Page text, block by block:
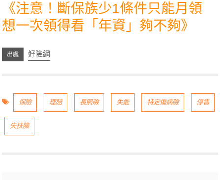
《注意！斷保族少1條件只能月領
想一次領得看「年資」夠不夠》
好險網
保險 理賠 長照險 失能 特定傷病險 停售
失扶險